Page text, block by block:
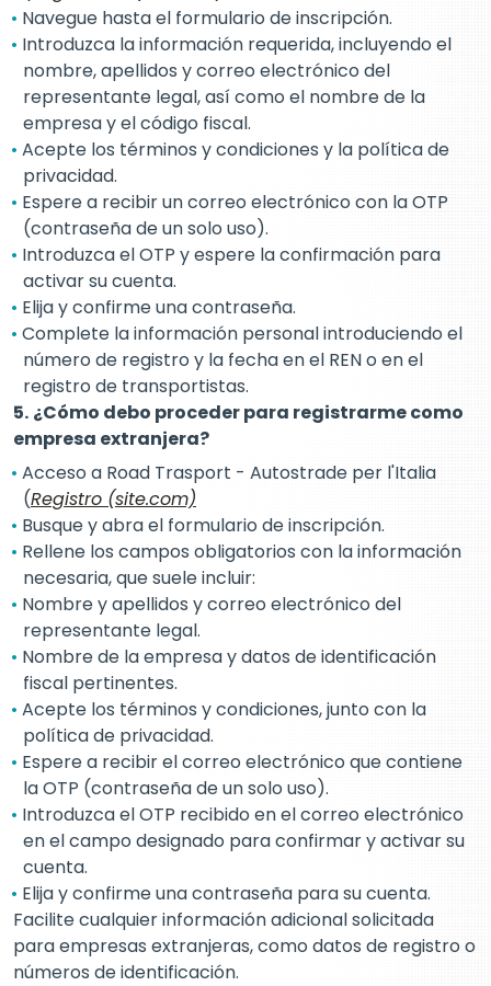
Navegue hasta el formulario de inscripción.
Introduzca la información requerida, incluyendo el
nombre, apellidos y correo electrónico del
representante legal, así como el nombre de la
empresa y el código fiscal.
Acepte los términos y condiciones y la política de
privacidad.
Espere a recibir un correo electrónico con la OTP
(contraseña de un solo uso).
Introduzca el OTP y espere la confirmación para
activar su cuenta.
Elija y confirme una contraseña.
Complete la información personal introduciendo el
número de registro y la fecha en el REN o en el
registro de transportistas.
5. ¿Cómo debo proceder para registrarme como
empresa extranjera?
Acceso a Road Trasport - Autostrade per l'Italia
(Registro (site.com)
Busque y abra el formulario de inscripción.
Rellene los campos obligatorios con la información
necesaria, que suele incluir:
Nombre y apellidos y correo electrónico del
representante legal.
Nombre de la empresa y datos de identificación
fiscal pertinentes.
Acepte los términos y condiciones, junto con la
política de privacidad.
Espere a recibir el correo electrónico que contiene
la OTP (contraseña de un solo uso).
Introduzca el OTP recibido en el correo electrónico
en el campo designado para confirmar y activar su
cuenta.
Elija y confirme una contraseña para su cuenta.
Facilite cualquier información adicional solicitada
para empresas extranjeras, como datos de registro o
números de identificación.